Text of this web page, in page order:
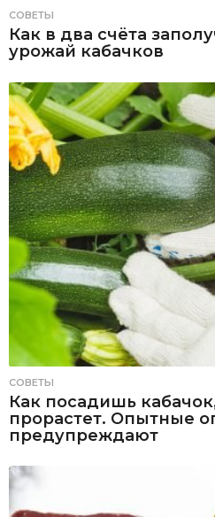
СОВЕТЫ
Как в два счёта
урожай кабачков
СОВЕТЫ
Как посадишь
прорастет. Опытные
предупреждают